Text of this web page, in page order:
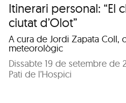
Itinerari personal: “El
ciutat d’Olot”
A cura de Jordi Zapata Coll,
meteorològic
Dissabte 19 de setembre de
Pati de l’Hospici